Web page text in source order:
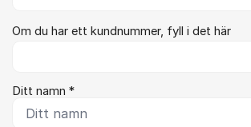
Om du har ett kundnummer, fyll i det här
Ditt namn *